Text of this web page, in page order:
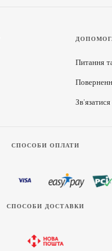
Питання
СПОСОБИ ОПЛАТИ
СПОСОБИ ДОСТАВКИ